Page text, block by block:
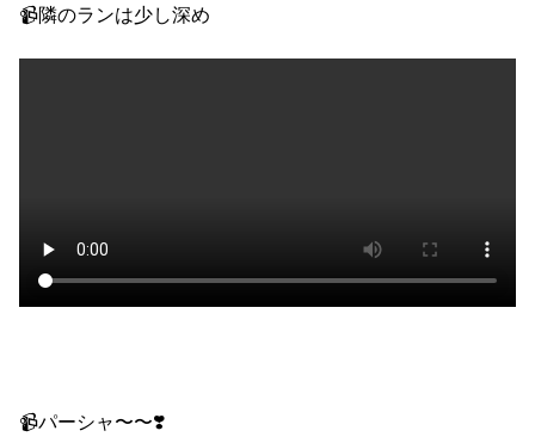
📹隣のランは少し深め
📹パーシャ〜〜❣️